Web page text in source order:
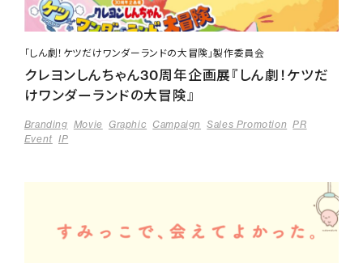
「しん劇！ケツだけワンダーランドの大冒険」製作委員会
クレヨンしんちゃん30周年企画展『しん劇！ケツだ
けワンダーランドの大冒険』
Branding Movie Graphic Campaign Sales Promotion PR
Event IP